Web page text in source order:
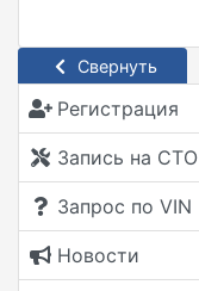
Свернуть
Регистрация
Запись на СТО
Запрос по VIN
Новости